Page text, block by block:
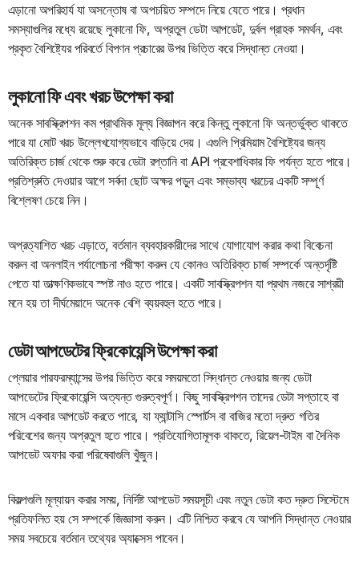
এড়ানো অপরিহার্য যা অসন্তোষ বা অপচয়িত সম্পদে নিয়ে যেতে পারে। প্রধান
সমস্যাগুলির মধ্যে রয়েছে লুকানো ফি, অপ্রতুল ডেটা আপডেট, দুর্বল গ্রাহক সমর্থন, এবং
প্রকৃত বৈশিষ্ট্যের পরিবর্তে বিপণন প্রচারের উপর ভিত্তি করে সিদ্ধান্ত নেওয়া।
লুকানো ফি এবং খরচ উপেক্ষা করা
অনেক সাবস্ক্রিপশন কম প্রাথমিক মূল্য বিজ্ঞাপন করে কিন্তু লুকানো ফি অন্তর্ভুক্ত থাকতে
পারে যা মোট খরচ উল্লেখযোগ্যভাবে বাড়িয়ে দেয়। এগুলি প্রিমিয়াম বৈশিষ্ট্যের জন্য
অতিরিক্ত চার্জ থেকে শুরু করে ডেটা রপ্তানি বা API প্রবেশাধিকার ফি পর্যন্ত হতে পারে।
প্রতিশ্রুতি দেওয়ার আগে সর্বদা ছোট অক্ষর পড়ুন এবং সম্ভাব্য খরচের একটি সম্পূর্ণ
বিশ্লেষণ চেয়ে নিন।
অপ্রত্যাশিত খরচ এড়াতে, বর্তমান ব্যবহারকারীদের সাথে যোগাযোগ করার কথা বিবেচনা
করুন বা অনলাইন পর্যালোচনা পরীক্ষা করুন যে কোনও অতিরিক্ত চার্জ সম্পর্কে অন্তর্দৃষ্টি
পেতে যা তাত্ক্ষণিকভাবে স্পষ্ট নাও হতে পারে। একটি সাবস্ক্রিপশন যা প্রথম নজরে সাশ্রয়ী
মনে হয় তা দীর্ঘমেয়াদে অনেক বেশি ব্যয়বহুল হতে পারে।
ডেটা আপডেটের ফ্রিকোয়েন্সি উপেক্ষা করা
প্লেয়ার পারফরম্যান্সের উপর ভিত্তি করে সময়মতো সিদ্ধান্ত নেওয়ার জন্য ডেটা
আপডেটের ফ্রিকোয়েন্সি অত্যন্ত গুরুত্বপূর্ণ। কিছু সাবস্ক্রিপশন তাদের ডেটা সপ্তাহে বা
মাসে একবার আপডেট করতে পারে, যা ফ্যান্টাসি স্পোর্টস বা বাজির মতো দ্রুত গতির
পরিবেশের জন্য অপ্রতুল হতে পারে। প্রতিযোগিতামূলক থাকতে, রিয়েল-টাইম বা দৈনিক
আপডেট অফার করা পরিষেবাগুলি খুঁজুন।
বিকল্পগুলি মূল্যায়ন করার সময়, নির্দিষ্ট আপডেট সময়সূচী এবং নতুন ডেটা কত দ্রুত সিস্টেমে
প্রতিফলিত হয় সে সম্পর্কে জিজ্ঞাসা করুন। এটি নিশ্চিত করবে যে আপনি সিদ্ধান্ত নেওয়ার
সময় সবচেয়ে বর্তমান তথ্যের অ্যাক্সেস পাবেন।